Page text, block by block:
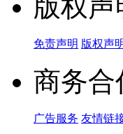
版权声
免责声明 版权声
商务合
广告服务 友情链